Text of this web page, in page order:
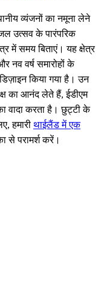
व्यंजनों का नमूना लेने
उत्सव के पारंपरिक
में समय बिताएं। यह क्षेत्र
नव वर्ष समारोहों के
किया गया है। उन
का आनंद लेते हैं, ईडीएम
वादा करता है। छुट्टी के
हमारी थाईलैंड में एक
से परामर्श करें।